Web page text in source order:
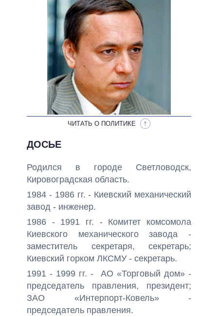
НЕВЫПОЛНЕННЫЕ ОБЕЩАНИЯ
ОБЕЩАНИЯ В ПРОЦЕССЕ
ВСЕ ОБЕЩАНИЯ
АРХИВНЫЕ ОБЕЩАНИЯ
ЧИТАТЬ О ПОЛИТИКЕ
ДОСЬЕ
Родился в городе Светловодск,
Кировоградская область.
1984 - 1986 гг. - Киевский механический
завод - инженер.
1986 - 1991 гг. - Комитет комсомола
Киевского механического завода -
заместитель секретаря, секретарь;
Киевский горком ЛКСМУ - секретарь.
1991 - 1999 гг. - АО «Торговый дом» -
председатель правления, президент;
ЗАО «Интерпорт-Ковель» -
председатель правления.